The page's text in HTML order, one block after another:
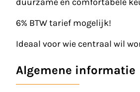
duurzame en comfortabele
6% BTW tarief mogelijk!
Ideaal voor wie centraal wil
Algemene informatie